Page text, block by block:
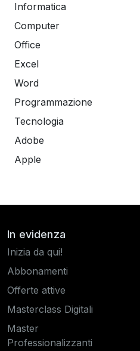
Informatica
Computer
Office
Excel
Word
Programmazione
Tecnologia
Adobe
Apple
In evidenza
Inizia da qui!
Abbonamenti
Offerte attive
Masterclass Digitali
Master
Professionalizzanti